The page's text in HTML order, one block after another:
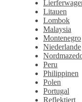
Litauen
Lombok
Malaysia
Montenegro
Niederlande
Peru
Philippinen
Polen
Portugal
Reflektiert